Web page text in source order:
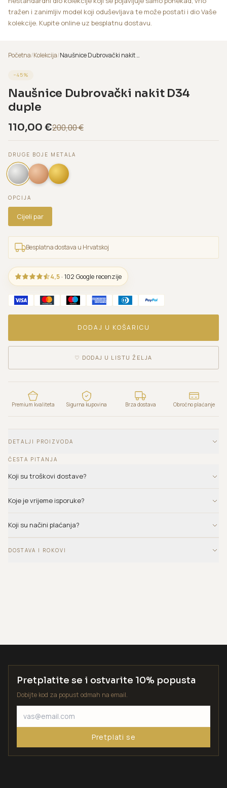
tražen i zanimljiv model koji oduševljava te može postati i dio Vaše
kolekcije. Kupite online uz besplatnu dostavu.
Početna/Kolekcija/ Naušnice Dubrovački nakit D34 duple
−45%
Naušnice Dubrovački nakit D34
duple
110,00 €200,00€
DRUGE BOJE METALA
OPCIJA
Cijeli par
Besplatna dostava u Hrvatskoj
4,5 · 102 Google recenzije
DODAJ U KOŠARICU
♡ DODAJ U LISTU ŽELJA
Premium kvaliteta Sigurna kupovina Brza dostava Obročno plaćanje
DETALJI PROIZVODA
ČESTA PITANJA
Koji su troškovi dostave?
Koje je vrijeme isporuke?
Koji su načini plaćanja?
DOSTAVA I ROKOVI
Pretplatite se i ostvarite 10% popusta
Dobijte kod za popust odmah na email.
Pretplati se